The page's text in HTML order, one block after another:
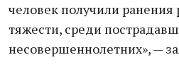
человек получили ранения
тяжести, среди
несовершеннолетних», —